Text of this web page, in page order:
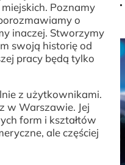
Poznamy
o
inaczej. Stworzymy
swoją historię od
pracy będą tylko
z użytkownikami.
w Warszawie. Jej
form i kształtów
ale częściej